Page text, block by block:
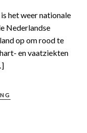
het weer nationale
Nederlandse
op om rood te
en vaatziekten